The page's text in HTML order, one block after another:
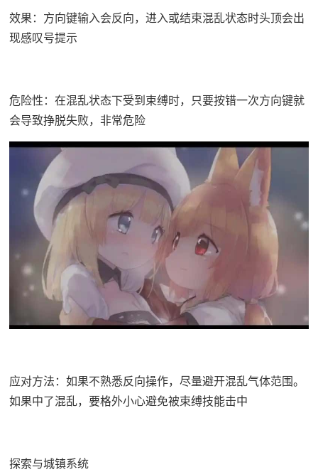
效果：方向键输入会反向，进入或结束混乱状态时头顶会出
现感叹号提示
危险性：在混乱状态下受到束缚时，只要按错一次方向键就
会导致挣脱失败，非常危险
应对方法：如果不熟悉反向操作，尽量避开混乱气体范围。
如果中了混乱，要格外小心避免被束缚技能击中
探索与城镇系统